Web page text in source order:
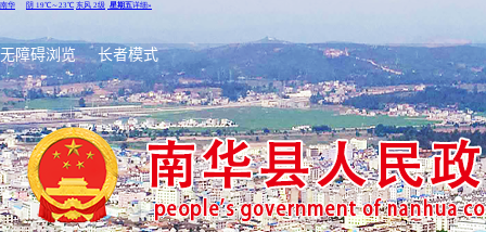
无障碍浏览 长者模式